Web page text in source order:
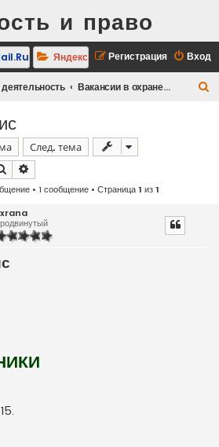
и право
Вход
Регистрация
Яндекс
Вакансии в охране для всех
След. тема
Поиск
• 1 сообщение • Страница1 из1